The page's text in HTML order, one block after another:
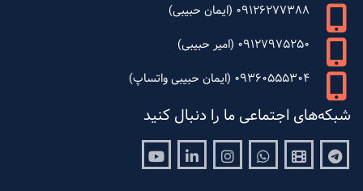
09126277388 (ایمان حبیبی)
09127975250 (امیر حبیبی)
09360555304 (ایمان حبیبی واتساپ)
شبکه‌های اجتماعی ما را دنبال کنید
Telegram
Aparat
Whatsapp
Instagram
Linkedin
Youtube